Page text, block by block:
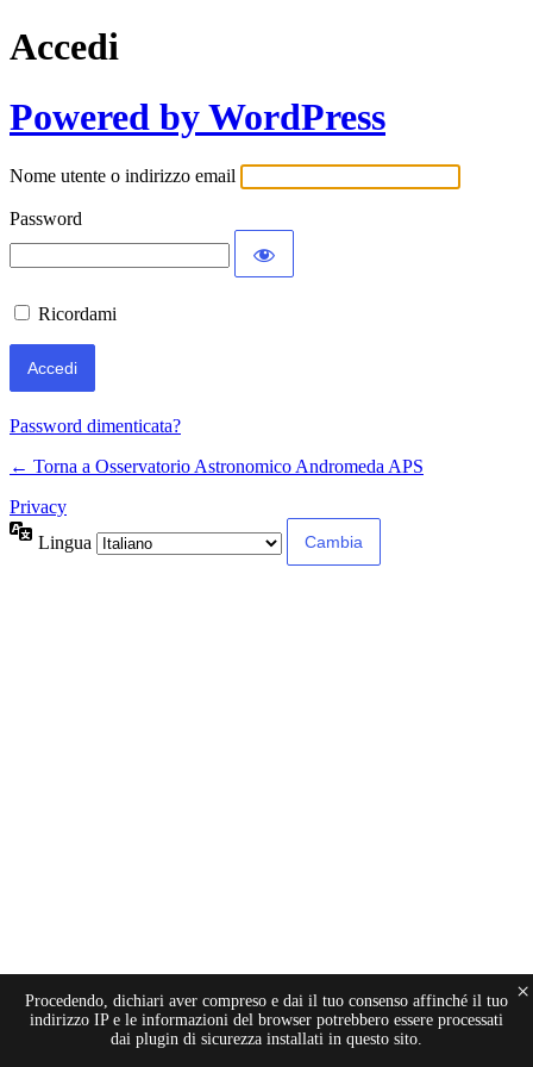
Accedi
Powered by WordPress
Nome utente o indirizzo email
Password
Ricordami
Password dimenticata?
← Torna a Osservatorio Astronomico Andromeda APS
Privacy
Lingua
Procedendo, dichiari aver compreso e dai il tuo consenso affinché il tuo
indirizzo IP e le informazioni del browser potrebbero essere processati
dai plugin di sicurezza installati in questo sito.
×